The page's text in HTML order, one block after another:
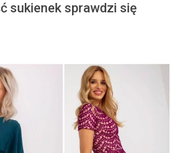
sukienek sprawdzi się